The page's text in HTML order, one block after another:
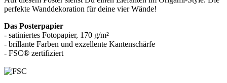
perfekte Wanddekoration für deine vier Wände!
Das Posterpapier
- satiniertes Fotopapier, 170 g/m²
- brillante Farben und exzellente Kantenschärfe
- FSC® zertifiziert